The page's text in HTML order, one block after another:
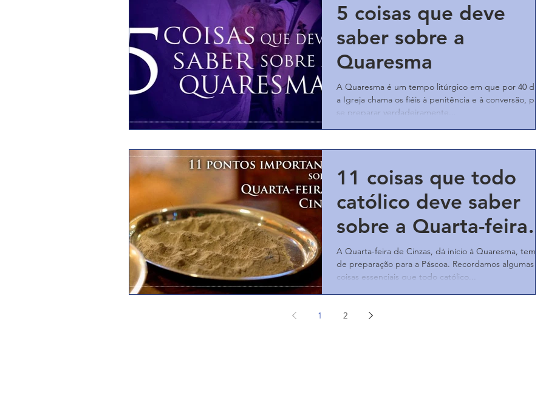
5 coisas que deve
saber sobre a
Quaresma
A Quaresma é um tempo litúrgico em que por 40 dias
a Igreja chama os fiéis à penitência e à conversão, para
se preparar verdadeiramente...
11 coisas que todo
católico deve saber
sobre a Quarta-feira
de Cinzas
A Quarta-feira de Cinzas, dá início à Quaresma, tempo
de preparação para a Páscoa. Recordamos algumas
coisas essenciais que todo católico...
1 2